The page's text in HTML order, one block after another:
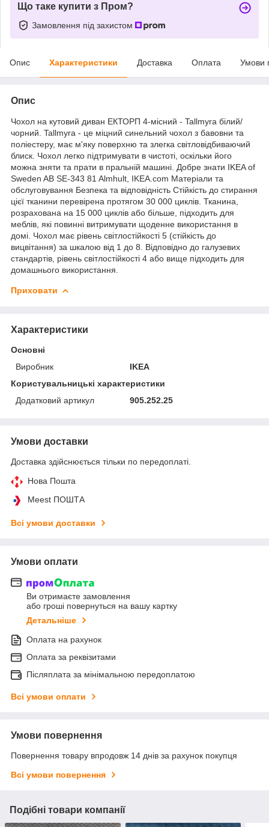
Що таке купити з Пром?
Замовлення під захистом
Опис Характеристики Доставка Оплата Умови
Опис
Чохол на кутовий диван ЕКТОРП 4-місний - Tallmyra білий/
чорний. Tallmyra - це міцний синельний чохол з бавовни та
поліестеру, має м'яку поверхню та злегка світловідбиваючий
блиск. Чохол легко підтримувати в чистоті, оскільки його
можна зняти та прати в пральній машині. Добре знати IKEA of
Sweden AB SE-343 81 Almhult, IKEA.com Матеріали та
обслуговування Безпека та відповідність Стійкість до стирання
цієї тканини перевірена протягом 30 000 циклів. Тканина,
розрахована на 15 000 циклів або більше, підходить для
меблів, які повинні витримувати щоденне використання в
домі. Чохол має рівень світлостійкості 5 (стійкість до
вицвітання) за шкалою від 1 до 8. Відповідно до галузевих
стандартів, рівень світлостійкості 4 або вище підходить для
домашнього використання.
Приховати
Характеристики
Основні
Виробник
IKEA
Користувальницькі характеристики
Додатковий артикул
905.252.25
Умови доставки
Доставка здійснюється тільки по передоплаті.
Нова Пошта
Meest ПОШТА
Всі умови доставки
Умови оплати
Ви отримаєте замовлення
або гроші повернуться на вашу картку
Детальніше
Оплата на рахунок
Оплата за реквізитами
Післяплата за мінімальною передоплатою
Всі умови оплати
Умови повернення
Повернення товару впродовж 14 днів за рахунок покупця
Всі умови повернення
Подібні товари компанії